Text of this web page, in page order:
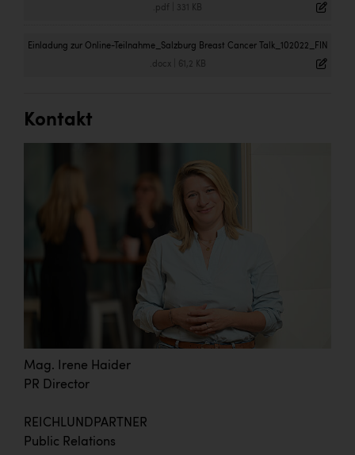
.pdf 331 KB
Einladung zur Online-Teilnahme_Salzburg Breast Cancer Talk_102022_FIN
.docx| 61,2 KB
Kontakt
Mag. Irene Haider
PR Director
REICHLUNDPARTNER
Public Relations